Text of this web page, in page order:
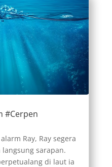
#Cerpen
Ray, Ray segera
sarapan.
di laut ia